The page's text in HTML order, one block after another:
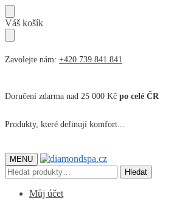
Přeskočit
na
navigaci
Přeskočit
na
obsah
Váš košík
Zavolejte nám: +420 739 841 841
Doručení zdarma nad 25 000 Kč po celé ČR
Produkty, které definují komfort...
MENU
Hledat: Hledat
Můj účet